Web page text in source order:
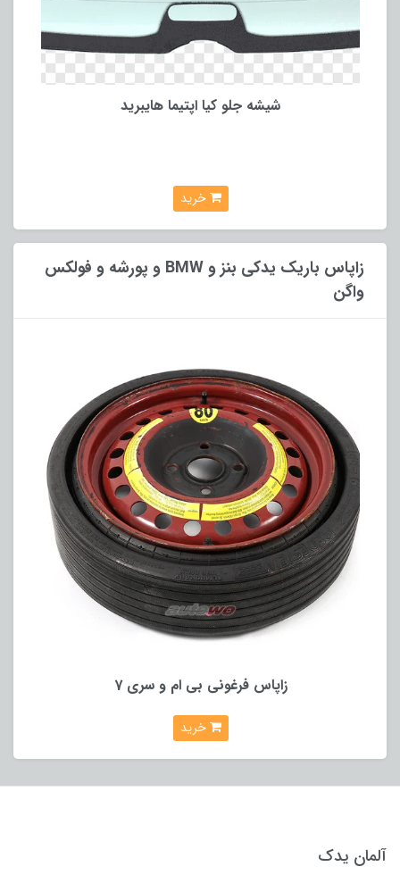
شیشه جلو کیا اپتیما هایبرید
خرید
زاپاس باریک یدکی بنز و BMW و پورشه و فولکس
واگن
زاپاس فرغونی بی ام و سری 7
خرید
آلمان یدک